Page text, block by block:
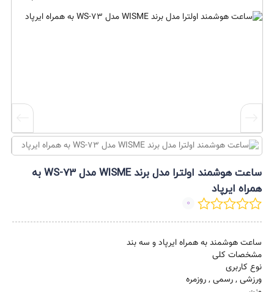
ساعت هوشمند اولترا مدل برند WISME مدل WS-73 به
همراه ایرپاد
0
ساعت هوشمند به همراه ایرپاد و سه بند
مشخصات کلی
نوع کاربری
ورزشی , رسمی , روزمره